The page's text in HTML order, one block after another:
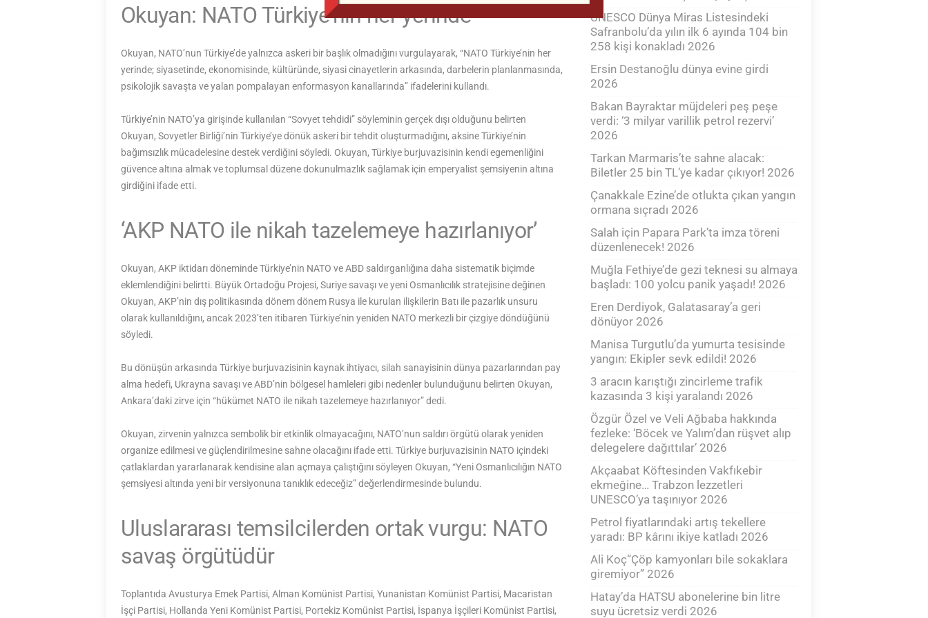
Okuyan: NATO Türkiye’nin her yerinde
Okuyan, NATO’nun Türkiye’de yalnızca askeri bir başlık olmadığını vurgulayarak, “NATO Türkiye’nin her
yerinde; siyasetinde, ekonomisinde, kültüründe, siyasi cinayetlerin arkasında, darbelerin planlanmasında,
psikolojik savaşta ve yalan pompalayan enformasyon kanallarında” ifadelerini kullandı.
Türkiye’nin NATO’ya girişinde kullanılan “Sovyet tehdidi” söyleminin gerçek dışı olduğunu belirten
Okuyan, Sovyetler Birliği’nin Türkiye’ye dönük askeri bir tehdit oluşturmadığını, aksine Türkiye’nin
bağımsızlık mücadelesine destek verdiğini söyledi. Okuyan, Türkiye burjuvazisinin kendi egemenliğini
güvence altına almak ve toplumsal düzene dokunulmazlık sağlamak için emperyalist şemsiyenin altına
girdiğini ifade etti.
‘AKP NATO ile nikah tazelemeye hazırlanıyor’
Okuyan, AKP iktidarı döneminde Türkiye’nin NATO ve ABD saldırganlığına daha sistematik biçimde
eklemlendiğini belirtti. Büyük Ortadoğu Projesi, Suriye savaşı ve yeni Osmanlıcılık stratejisine değinen
Okuyan, AKP’nin dış politikasında dönem dönem Rusya ile kurulan ilişkilerin Batı ile pazarlık unsuru
olarak kullanıldığını, ancak 2023’ten itibaren Türkiye’nin yeniden NATO merkezli bir çizgiye döndüğünü
söyledi.
Bu dönüşün arkasında Türkiye burjuvazisinin kaynak ihtiyacı, silah sanayisinin dünya pazarlarından pay
alma hedefi, Ukrayna savaşı ve ABD’nin bölgesel hamleleri gibi nedenler bulunduğunu belirten Okuyan,
Ankara’daki zirve için “hükümet NATO ile nikah tazelemeye hazırlanıyor” dedi.
Okuyan, zirvenin yalnızca sembolik bir etkinlik olmayacağını, NATO’nun saldırı örgütü olarak yeniden
organize edilmesi ve güçlendirilmesine sahne olacağını ifade etti. Türkiye burjuvazisinin NATO içindeki
çatlaklardan yararlanarak kendisine alan açmaya çalıştığını söyleyen Okuyan, “Yeni Osmanlıcılığın NATO
şemsiyesi altında yeni bir versiyonuna tanıklık edeceğiz” değerlendirmesinde bulundu.
Uluslararası temsilcilerden ortak vurgu: NATO
savaş örgütüdür
Toplantıda Avusturya Emek Partisi, Alman Komünist Partisi, Yunanistan Komünist Partisi, Macaristan
İşçi Partisi, Hollanda Yeni Komünist Partisi, Portekiz Komünist Partisi, İspanya İşçileri Komünist Partisi,
UNESCO Dünya Miras Listesindeki
Safranbolu’da yılın ilk 6 ayında 104 bin
258 kişi konakladı 2026
Ersin Destanoğlu dünya evine girdi
2026
Bakan Bayraktar müjdeleri peş peşe
verdi: ‘3 milyar varillik petrol rezervi’
2026
Tarkan Marmaris’te sahne alacak:
Biletler 25 bin TL’ye kadar çıkıyor! 2026
Çanakkale Ezine’de otlukta çıkan yangın
ormana sıçradı 2026
Salah için Papara Park’ta imza töreni
düzenlenecek! 2026
Muğla Fethiye’de gezi teknesi su almaya
başladı: 100 yolcu panik yaşadı! 2026
Eren Derdiyok, Galatasaray’a geri
dönüyor 2026
Manisa Turgutlu’da yumurta tesisinde
yangın: Ekipler sevk edildi! 2026
3 aracın karıştığı zincirleme trafik
kazasında 3 kişi yaralandı 2026
Özgür Özel ve Veli Ağbaba hakkında
fezleke: ‘Böcek ve Yalım’dan rüşvet alıp
delegelere dağıttılar’ 2026
Akçaabat Köftesinden Vakfıkebir
ekmeğine… Trabzon lezzetleri
UNESCO’ya taşınıyor 2026
Petrol fiyatlarındaki artış tekellere
yaradı: BP kârını ikiye katladı 2026
Ali Koç“Çöp kamyonları bile sokaklara
giremiyor” 2026
Hatay’da HATSU abonelerine bin litre
suyu ücretsiz verdi 2026